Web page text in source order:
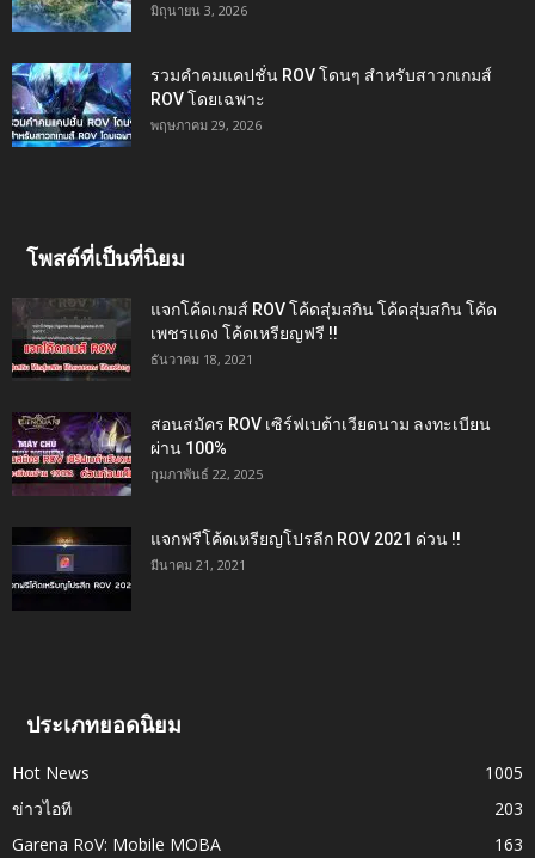
มิถุนายน 3, 2026
รวมคำคมแคปชั่น ROV โดนๆ สำหรับสาวกเกมส์
ROV โดยเฉพาะ
พฤษภาคม 29, 2026
โพสต์ที่เป็นที่นิยม
แจกโค้ดเกมส์ ROV โค้ดสุ่มสกิน โค้ดสุ่มสกิน โค้ด
เพชรแดง โค้ดเหรียญฟรี !!
ธันวาคม 18, 2021
สอนสมัคร ROV เซิร์ฟเบต้าเวียดนาม ลงทะเบียน
ผ่าน 100%
กุมภาพันธ์ 22, 2025
แจกฟรีโค้ดเหรียญโปรลีก ROV 2021 ด่วน !!
มีนาคม 21, 2021
ประเภทยอดนิยม
Hot News
1005
ข่าวไอที
203
Garena RoV: Mobile MOBA
163